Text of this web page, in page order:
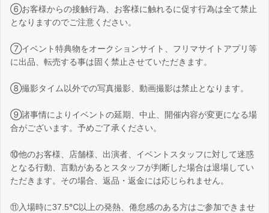
⑥お客様からの接触行為、お客様に触れるに促す行為は全て禁止
となりますのでご注意ください。
⑦イベント特典物をオークションサイト、フリマサイトアプリ等
に出品、転売する事は固く禁止させていただきます。
⑧撮影タイム以外での写真撮影、動画撮影は禁止となります。
⑨諸事情によりイベントの延期、中止、開催内容が変更になる場
合がございます。予めご了承ください。
⑩他のお客様、店舗様、出演者、イベントスタッフに対して迷惑
となる行動、言動があるとスタッフが判断した場合は退場してい
ただきます。その場合、返品・返金には応じられません。
⑪入場時に37.5℃以上の発熱、倦怠感のある方はご参加できませ